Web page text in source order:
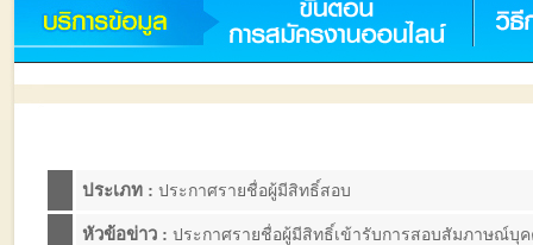
ประเภท : ประกาศรายชื่อผู้มีสิทธิ์สอบ
หัวข้อข่าว : ประกาศรายชื่อผู้มีสิทธิ์เข้ารับการสอบสัมภาษณ์บุ